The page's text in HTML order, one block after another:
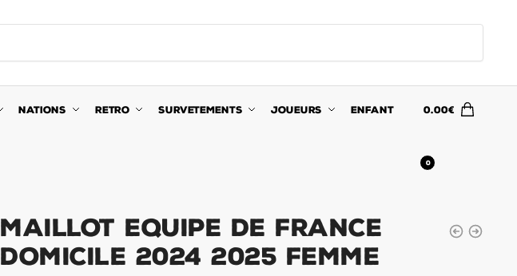
NATIONS RETRO SURVETEMENTS JOUEURS ENFANT 0.00€
0
Maillot Equipe de France
Domicile 2024 2025 Femme